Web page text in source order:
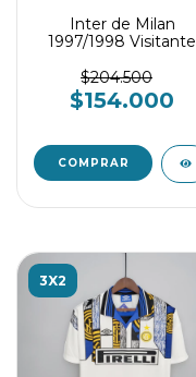
Inter de Milan
1997/1998 Visitante
$204.500
$154.000
COMPRAR
3X2